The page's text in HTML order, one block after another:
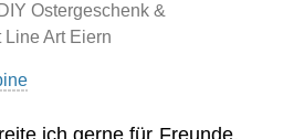
Ostergeschenk &
Line Art Eiern